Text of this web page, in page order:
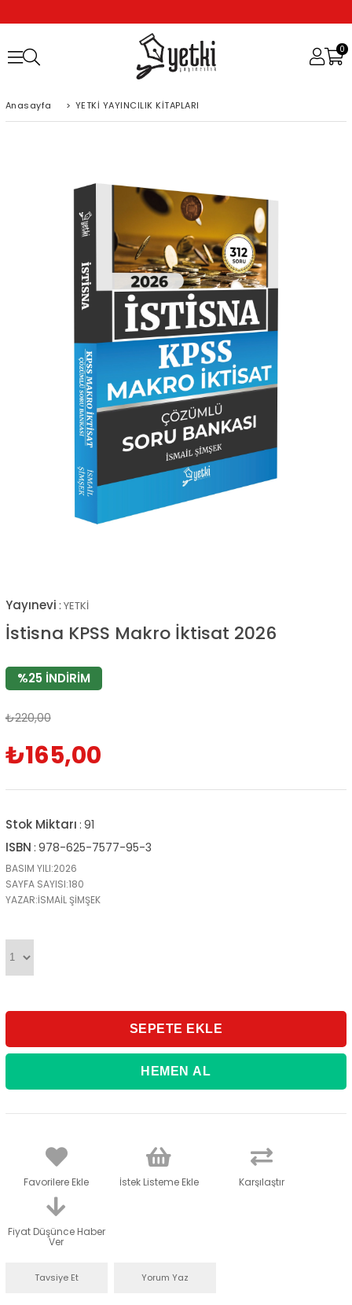
0
Anasayfa > YETKİ YAYINCILIK KİTAPLARI
Yayınevi : YETKİ
İstisna KPSS Makro İktisat 2026
%25 İNDIRIM
₺220,00
₺165,00
Stok Miktarı : 91
ISBN : 978-625-7577-95-3
BASIM YILI:2026
SAYFA SAYISI:180
YAZAR:İSMAİL ŞİMŞEK
Favorilere Ekle İstek Listeme Ekle Karşılaştır
Fiyat Düşünce Haber
Ver
Tavsiye Et Yorum Yaz